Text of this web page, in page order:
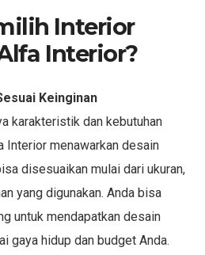
Interior
Interior?
Keinginan
karakteristik dan kebutuhan
Interior menawarkan desain
disesuaikan mulai dari ukuran,
yang digunakan. Anda bisa
untuk mendapatkan desain
gaya hidup dan budget Anda.